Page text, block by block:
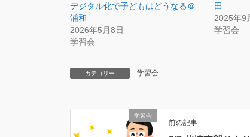
デジタル化で子どもはどうなる＠
浦和
2026年5月8日
学習会
田
2025年9
学習会
カテゴリー 学習会
学習会
前の記事